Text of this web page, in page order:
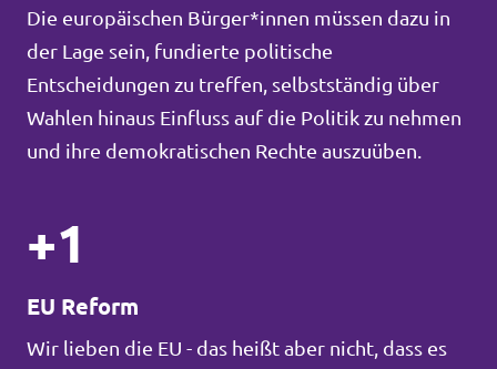
Die europäischen Bürger*innen müssen dazu in
der Lage sein, fundierte politische
Entscheidungen zu treffen, selbstständig über
Wahlen hinaus Einfluss auf die Politik zu nehmen
und ihre demokratischen Rechte auszuüben.
+1
EU Reform
Wir lieben die EU - das heißt aber nicht, dass es